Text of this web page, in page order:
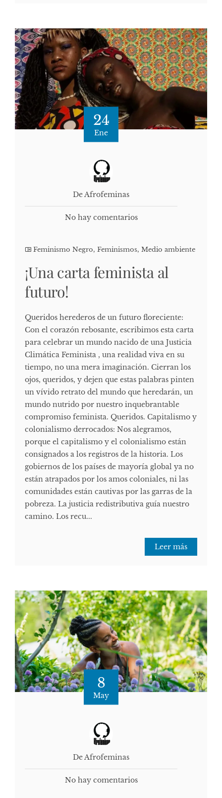
24
Ene
De Afrofeminas
No hay comentarios
Feminismo Negro, Feminismos, Medio ambiente
¡Una carta feminista al
futuro!
Queridos herederos de un futuro floreciente:
Con el corazón rebosante, escribimos esta carta
para celebrar un mundo nacido de una Justicia
Climática Feminista , una realidad viva en su
tiempo, no una mera imaginación. Cierran los
ojos, queridos, y dejen que estas palabras pinten
un vívido retrato del mundo que heredarán, un
mundo nutrido por nuestro inquebrantable
compromiso feminista. Queridos. Capitalismo y
colonialismo derrocados: Nos alegramos,
porque el capitalismo y el colonialismo están
consignados a los registros de la historia. Los
gobiernos de los países de mayoría global ya no
están atrapados por los amos coloniales, ni las
comunidades están cautivas por las garras de la
pobreza. La justicia redistributiva guía nuestro
camino. Los recu...
Leer más
8
May
De Afrofeminas
No hay comentarios